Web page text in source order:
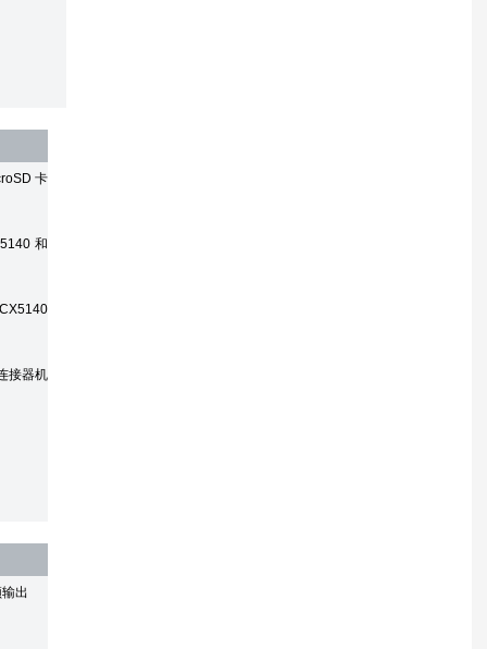
卡
和
接器机
出